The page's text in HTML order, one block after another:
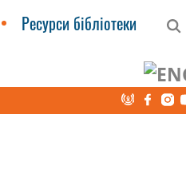
Ресурси бібліотеки